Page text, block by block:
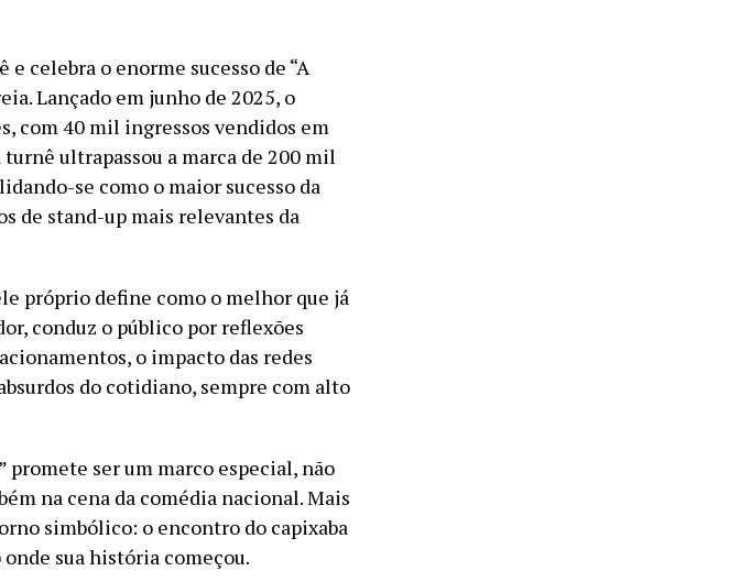
celebra o enorme sucesso de “A
Lançado em junho de 2025, o
com 40 mil ingressos vendidos em
turnê ultrapassou a marca de 200 mil
se como o maior sucesso da
de stand-up mais relevantes da
próprio define como o melhor que já
conduz o público por reflexões
o impacto das redes
do cotidiano, sempre com alto
promete ser um marco especial, não
na cena da comédia nacional. Mais
simbólico: o encontro do capixaba
sua história começou.